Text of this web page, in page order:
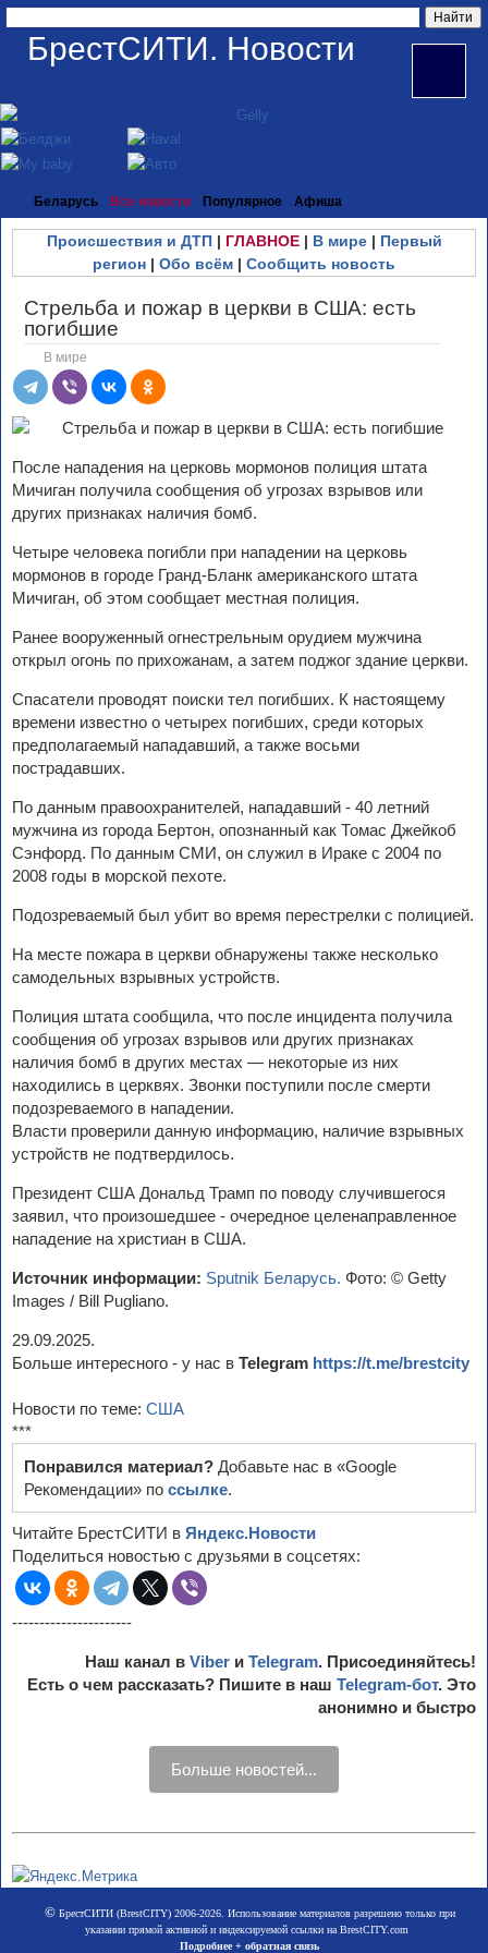
БрестСИТИ. Новости
Беларусь Все новости Популярное Афиша
Происшествия и ДТП| ГЛАВНОЕ| В мире| Первый
регион | Обо всём | Сообщить новость
Стрельба и пожар в церкви в США: есть
погибшие
В мире
После нападения на церковь мормонов полиция штата
Мичиган получила сообщения об угрозах взрывов или
других признаках наличия бомб.
Четыре человека погибли при нападении на церковь
мормонов в городе Гранд-Бланк американского штата
Мичиган, об этом сообщает местная полиция.
Ранее вооруженный огнестрельным орудием мужчина
открыл огонь по прихожанам, а затем поджог здание церкви.
Спасатели проводят поиски тел погибших. К настоящему
времени известно о четырех погибших, среди которых
предполагаемый нападавший, а также восьми
пострадавших.
По данным правоохранителей, нападавший - 40 летний
мужчина из города Бертон, опознанный как Томас Джейкоб
Сэнфорд. По данным СМИ, он служил в Ираке с 2004 по
2008 годы в морской пехоте.
Подозреваемый был убит во время перестрелки с полицией.
На месте пожара в церкви обнаружены также несколько
самодельных взрывных устройств.
Полиция штата сообщила, что после инцидента получила
сообщения об угрозах взрывов или других признаках
наличия бомб в других местах — некоторые из них
находились в церквях. Звонки поступили после смерти
подозреваемого в нападении.
Власти проверили данную информацию, наличие взрывных
устройств не подтвердилось.
Президент США Дональд Трамп по поводу случившегося
заявил, что произошедшее - очередное целенаправленное
нападение на христиан в США.
Источник информации: Sputnik Беларусь. Фото: © Getty
Images / Bill Pugliano.
29.09.2025.
Больше интересного - у нас в Telegram https://t.me/brestcity
Новости по теме: США
***
Понравился материал? Добавьте нас в «Google
Рекомендации» по ссылке.
Читайте БрестСИТИ в Яндекс.Новости
Поделиться новостью с друзьями в соцсетях:
----------------------
Наш канал в Viber и Telegram. Присоединяйтесь!
Есть о чем рассказать? Пишите в наш Telegram-бот. Это
анонимно и быстро
Больше новостей...
©БрестСИТИ (BrestCITY) 2006-2026. Использование материалов разрешено только при
указании прямой активной и индексируемой ссылки на BrestCITY.com
Подробнее + обратная связь